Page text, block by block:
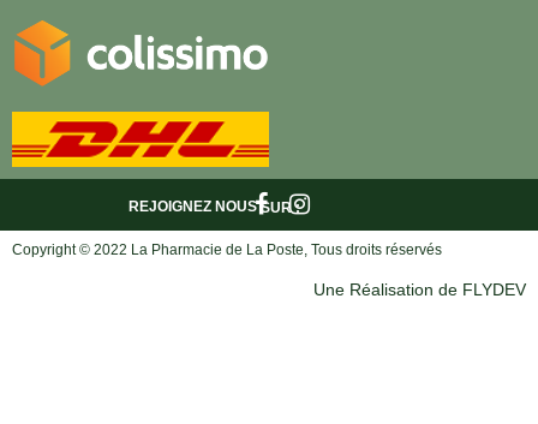
SUR :
REJOIGNEZ NOUS
Copyright © 2022 La Pharmacie de La Poste, Tous droits réservés
Une Réalisation de FLYDEV